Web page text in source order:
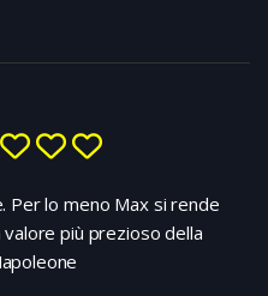
Per lo meno Max si rende
valore più prezioso della